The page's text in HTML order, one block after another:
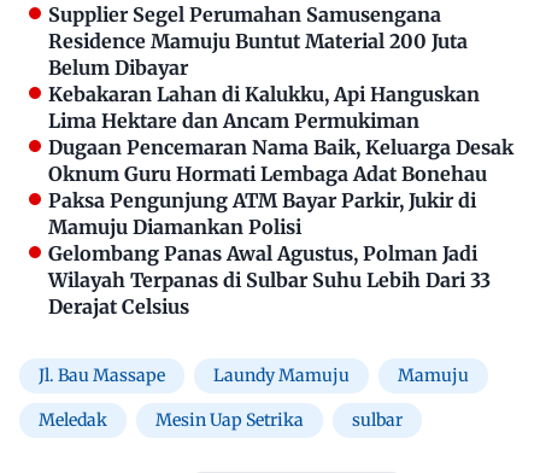
Supplier Segel Perumahan Samusengana
Residence Mamuju Buntut Material 200 Juta
Belum Dibayar
Kebakaran Lahan di Kalukku, Api Hanguskan
Lima Hektare dan Ancam Permukiman
Dugaan Pencemaran Nama Baik, Keluarga Desak
Oknum Guru Hormati Lembaga Adat Bonehau
Paksa Pengunjung ATM Bayar Parkir, Jukir di
Mamuju Diamankan Polisi
Gelombang Panas Awal Agustus, Polman Jadi
Wilayah Terpanas di Sulbar Suhu Lebih Dari 33
Derajat Celsius
Jl. Bau Massape Laundy Mamuju Mamuju
Meledak Mesin Uap Setrika sulbar